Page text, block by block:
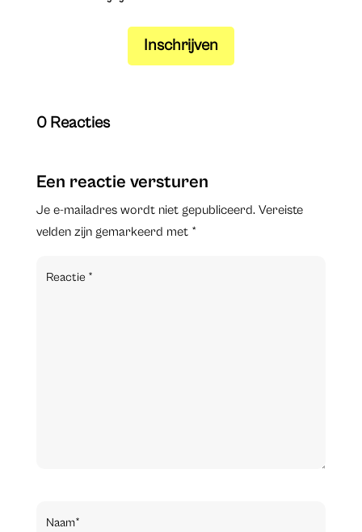
Inschrijven
0 Reacties
Een reactie versturen
Je e-mailadres wordt niet gepubliceerd. Vereiste
velden zijn gemarkeerd met *